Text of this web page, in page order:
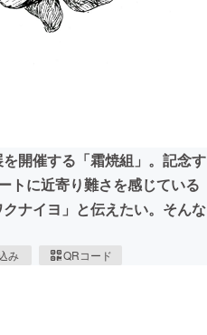
for Social Good
開催する「霜焼組」。記念す
トに近寄り難さを感じている
ナイヨ」と伝えたい。そんな
み QRコード